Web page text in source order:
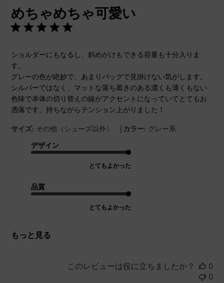
めちゃめちゃ可愛い
ショルダーにもなるし、斜めがけもできる容量も十分入りま
す。
グレーの色が絶妙で、あまりバッグで見掛けない気がします。
シルバーではなく、マットな落ち着きのある濃くも薄くもない
色味で本体の切り替えの線がアクセントになっていてとてもお
洒落です。持ちながらテンション上がりました！
サイズ: その他（シューズ以外） | カラー: グレー系
デザイン
とてもよかった
品質
とてもよかった
もっと見る
このレビューは役に立ちましたか？
0
0